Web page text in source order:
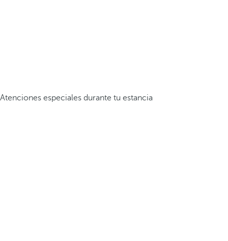
Atenciones especiales durante tu estancia